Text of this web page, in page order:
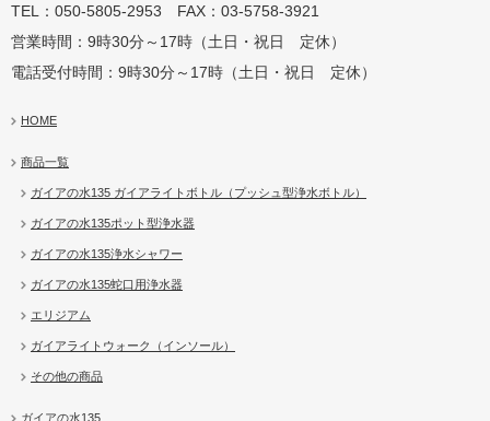
TEL：050-5805-2953 FAX：03-5758-3921
営業時間：9時30分～17時（土日・祝日 定休）
電話受付時間：9時30分～17時（土日・祝日 定休）
HOME
商品一覧
ガイアの水135 ガイアライトボトル（プッシュ型浄水ボトル）
ガイアの水135ポット型浄水器
ガイアの水135浄水シャワー
ガイアの水135蛇口用浄水器
エリジアム
ガイアライトウォーク（インソール）
その他の商品
ガイアの水135